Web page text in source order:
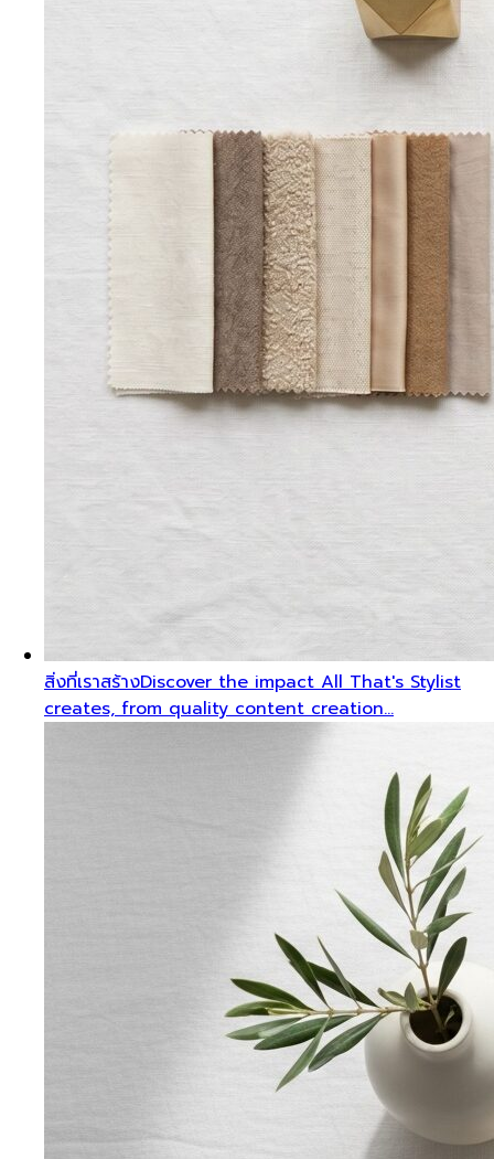
สิ่งที่เราสร้างDiscover the impact All That's Stylist
creates, from quality content creation…